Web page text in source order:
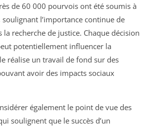
de 60 000 pourvois ont été soumis à
soulignant l’importance continue de
recherche de justice. Chaque décision
potentiellement influencer la
réalise un travail de fond sur des
avoir des impacts sociaux
également le point de vue des
soulignent que le succès d’un